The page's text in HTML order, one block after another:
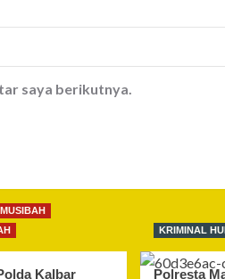
saya berikutnya.
Kalbar
KRIMINAL
Polresta